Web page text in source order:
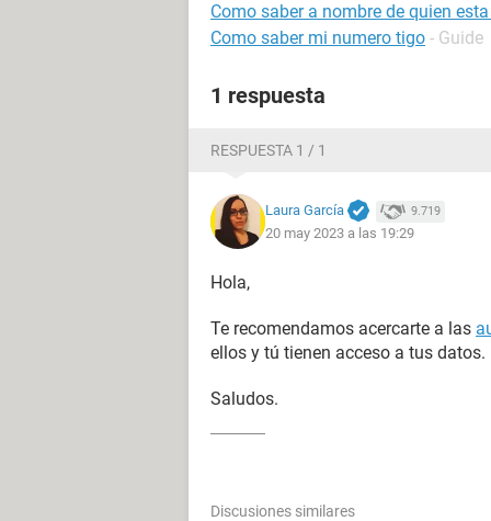
Como saber a nombre de quien
Como saber mi numero tigo - Guide
1 respuesta
RESPUESTA 1 / 1
Laura García 9.719
20 may 2023 a las 19:29
Hola,
Te recomendamos acercarte a las
ellos y tú tienen acceso a tus datos.
Saludos.
Discusiones similares